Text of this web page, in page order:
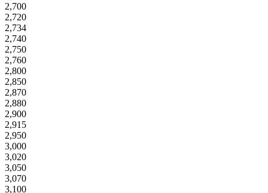
2,700
2,720
2,734
2,740
2,750
2,760
2,800
2,850
2,870
2,880
2,900
2,915
2,950
3,000
3,020
3,050
3,070
3,100